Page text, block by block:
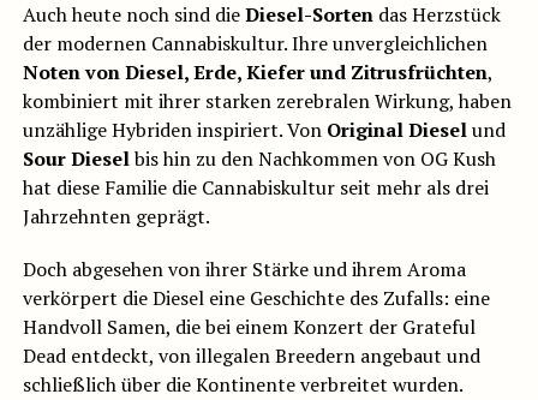
Auch heute noch sind dieDiesel-Sortendas Herzstück
der modernen Cannabiskultur. Ihre unvergleichlichen
Noten von Diesel, Erde, Kiefer und Zitrusfrüchten,
kombiniert mit ihrer starken zerebralen Wirkung, haben
unzählige Hybriden inspiriert. Von Original Dieselund
Sour Dieselbis hin zu den Nachkommen von OG Kush
hat diese Familie die Cannabiskultur seit mehr als drei
Jahrzehnten geprägt.
Doch abgesehen von ihrer Stärke und ihrem Aroma
verkörpert die Diesel eine Geschichte des Zufalls: eine
Handvoll Samen, die bei einem Konzert der Grateful
Dead entdeckt, von illegalen Breedern angebaut und
schließlich über die Kontinente verbreitet wurden.